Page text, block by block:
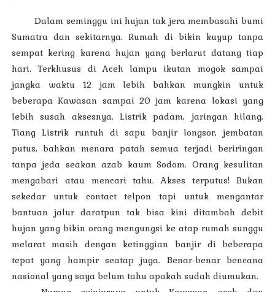
Dalam seminggu ini hujan tak jera membasahi bumi
Sumatra dan sekitarnya. Rumah di bikin kuyup tanpa
sempat kering karena hujan yang berlarut datang tiap
hari. Terkhusus di Aceh lampu ikutan mogok sampai
jangka waktu 12 jam lebih bahkan mungkin untuk
beberapa Kawasan sampai 20 jam karena lokasi yang
lebih susah aksesnya. Listrik padam, jaringan hilang,
Tiang Listrik runtuh di sapu banjir longsor, jembatan
putus, bahkan menara patah semua terjadi beriringan
tanpa jeda seakan azab kaum Sodom. Orang kesulitan
mengabari atau mencari tahu. Akses terputus! Bukan
sekedar untuk contact telpon tapi untuk mengantar
bantuan jalur daratpun tak bisa kini ditambah debit
hujan yang bikin orang mengungsi ke atap rumah sunggu
melarat masih dengan ketinggian banjir di beberapa
tepat yang hampir seatap juga. Benar-benar bencana
nasional yang saya belum tahu apakah sudah diumukan.